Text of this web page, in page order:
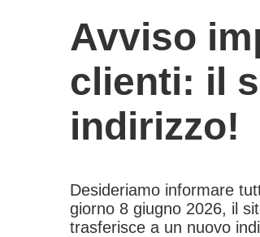
Avviso
clienti: il
indirizzo!
Desideriamo informare
giorno 8 giugno 2026, il
trasferisce a un nuovo